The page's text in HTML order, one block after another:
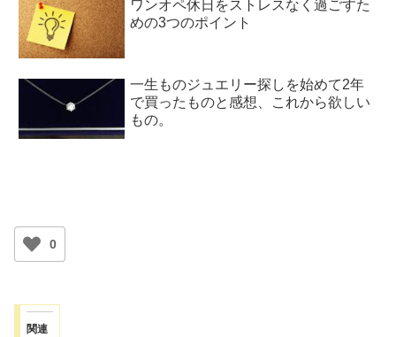
ワンオペ休日をストレスなく過ごすた
めの3つのポイント
一生ものジュエリー探しを始めて2年
で買ったものと感想、これから欲しい
もの。
0
関連